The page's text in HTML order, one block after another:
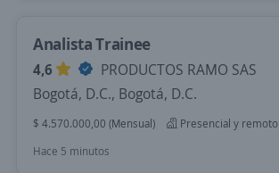
Analista Trainee
4,6
PRODUCTOS RAMO SAS
Bogotá, D.C., Bogotá, D.C.
$ 4.570.000,00 (Mensual)
Presencial y remoto
Hace 5 minutos